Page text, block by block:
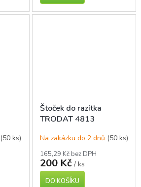
(50 ks)
Štoček do razítka
TRODAT 4813
Na zakázku do 2 dnů (50 ks)
165,29 Kč bez DPH
200 Kč / ks
DO KOŠÍKU